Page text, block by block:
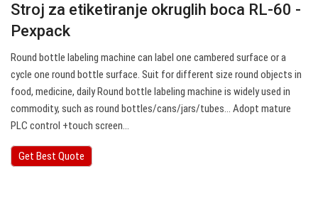
Stroj za etiketiranje okruglih boca RL-60 -
Pexpack
Round bottle labeling machine can label one cambered surface or a
cycle one round bottle surface. Suit for different size round objects in
food, medicine, daily Round bottle labeling machine is widely used in
commodity, such as round bottles/cans/jars/tubes… Adopt mature
PLC control +touch screen…
Get Best Quote